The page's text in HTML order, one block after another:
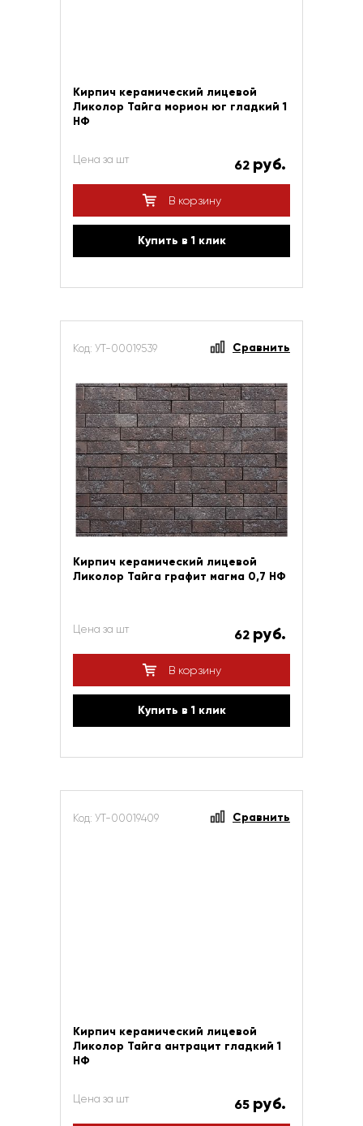
Кирпич керамический лицевой
Ликолор Тайга морион юг гладкий 1
НФ
Цена за шт 62 руб.
В корзину
Купить в 1 клик
Код: УТ-00019539 Сравнить
Кирпич керамический лицевой
Ликолор Тайга графит магма 0,7 НФ
Цена за шт 62 руб.
В корзину
Купить в 1 клик
Код: УТ-00019409 Сравнить
Кирпич керамический лицевой
Ликолор Тайга антрацит гладкий 1
НФ
Цена за шт 65 руб.